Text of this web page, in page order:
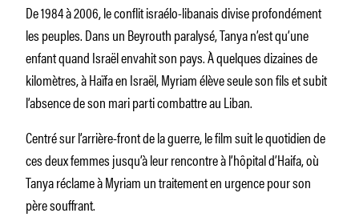
De 1984 à 2006, le conflit israélo-libanais divise profondément
les peuples. Dans un Beyrouth paralysé, Tanya n’est qu’une
enfant quand Israël envahit son pays. À quelques dizaines de
kilomètres, à Haïfa en Israël, Myriam élève seule son fils et subit
l’absence de son mari parti combattre au Liban.
Centré sur l’arrière-front de la guerre, le film suit le quotidien de
ces deux femmes jusqu’à leur rencontre à l’hôpital d’Haifa, où
Tanya réclame à Myriam un traitement en urgence pour son
père souffrant.